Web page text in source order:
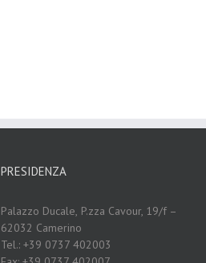
PRESIDENZA
Palazzo Ducale, P.zza Cavour, 19/f –
62032 Camerino
Tel.: +39 0737 402003